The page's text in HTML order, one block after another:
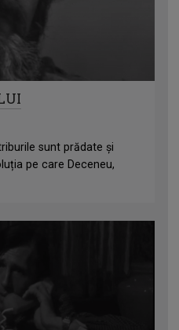
sunt prădate și
pe care Deceneu,